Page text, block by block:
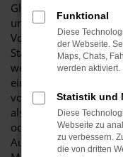
Glückwunsch: der VW
und ist ganz sicher das
Vorteil dieses Modells
Stadtverkehr als auch
werden. Hinzu kommt
eine enorme Effizienz
von Budde Automobile
als Neuwagen als
oder Jahreswagen.
Auswahl und
Funktional
Diese
der Webseite.
Maps, Chats,
werden aktiviert.
Statistik und
Diese
Webseite zu
zu verbessern.
die von dritten